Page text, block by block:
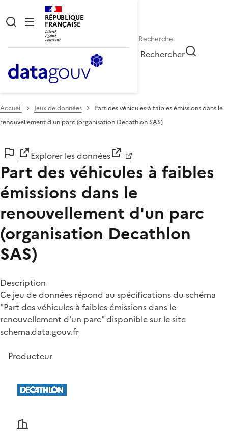
RÉPUBLIQUE
FRANÇAISE
Rechercher
Accueil Jeux de données
Part des véhicules à faibles émissions dans le
renouvellement d'un parc (organisation Decathlon SAS)
Explorer les données
Part des véhicules à faibles
émissions dans le
renouvellement d'un parc
(organisation Decathlon
SAS)
Description
Ce jeu de données répond au spécifications du schéma
"Part des véhicules à faibles émissions dans le
renouvellement d'un parc" disponible sur le site
schema.data.gouv.fr
Producteur